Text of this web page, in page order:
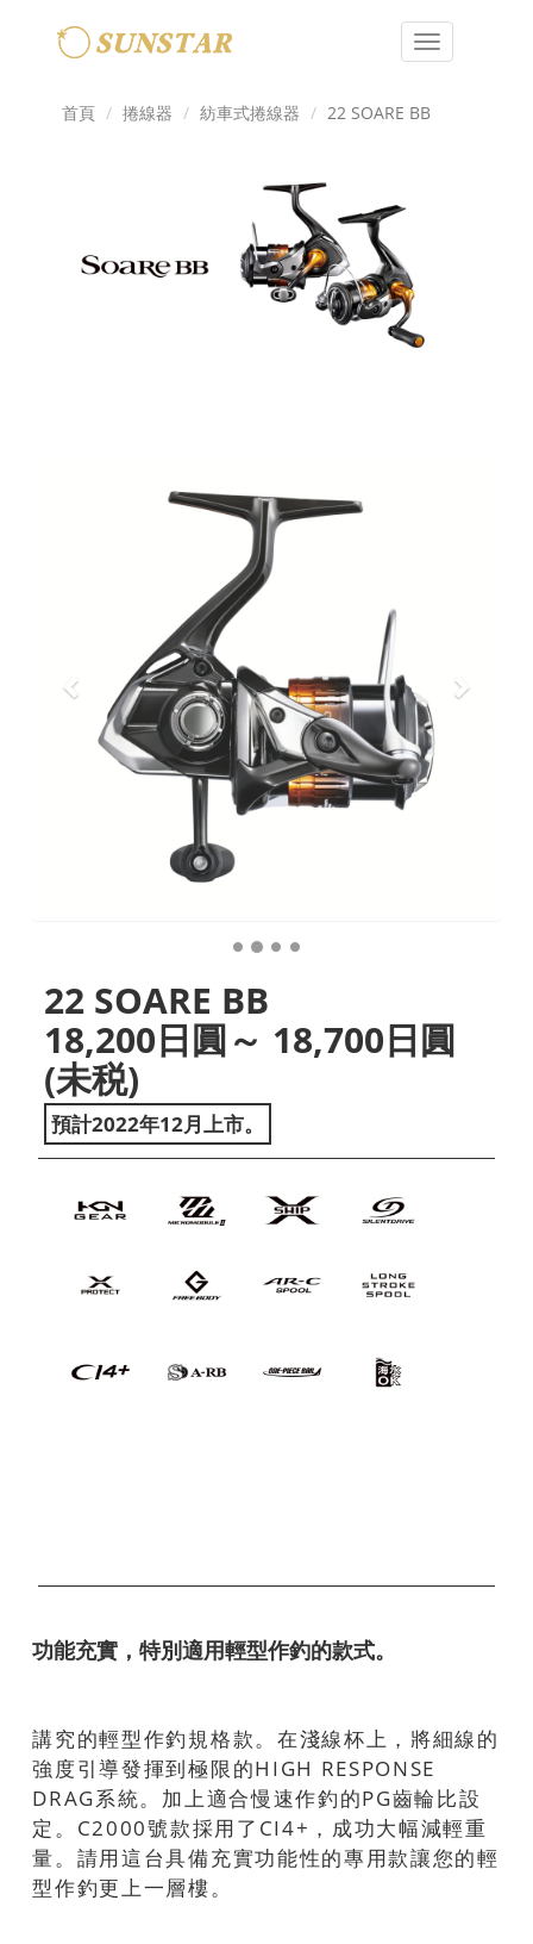
Toggle
首頁
捲線器 紡車式捲線器 22 SOARE BB
22 SOARE BB
18,200日圓～ 18,700日圓
(未税)
預計2022年12月上市。
功能充實，特別適用輕型作釣的款式。
講究的輕型作釣規格款。在淺線杯上，將細線的
強度引導發揮到極限的HIGH RESPONSE
DRAG系統。加上適合慢速作釣的PG齒輪比設
定。C2000號款採用了CI4+，成功大幅減輕重
量。請用這台具備充實功能性的專用款讓您的輕
型作釣更上一層樓。